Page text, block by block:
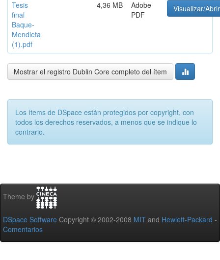
Tesis
final
Baque-
Mendieta
(1).pdf
4,36 MB
Adobe
PDF
Visualizar/Abrir
Mostrar el registro Dublin Core completo del ítem
Los ítems de DSpace están protegidos por copyright, con
todos los derechos reservados, a menos que se indique lo
contrario.
Theme by
DSpace Software Copyright © 2002-2008 MIT and Hewlett-Packard -
Comentarios